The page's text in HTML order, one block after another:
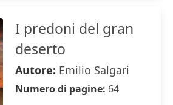
I predoni del gran
deserto
Autore: Emilio Salgari
Numero di pagine: 64